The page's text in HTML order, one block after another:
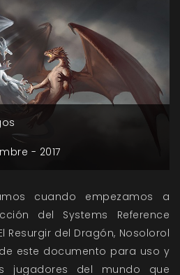
- 2017
cuando empezamos a
del Systems Reference
Resurgir del Dragón, Nosolorol
este documento para uso y
jugadores del mundo que